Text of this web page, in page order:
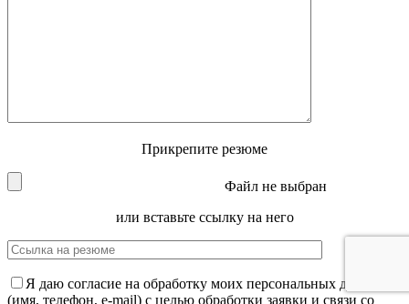
Прикрепите резюме
Файл не выбран
или вставьте ссылку на него
Я даю согласие на обработку моих персональных данных
(имя, телефон, e-mail) с целью обработки заявки и связи со